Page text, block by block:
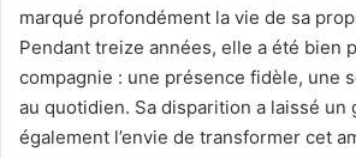
marqué profondément la vie de sa
Pendant treize années, elle a été bien
compagnie : une présence fidèle, une
au quotidien. Sa disparition a laissé un
également l’envie de transformer cet